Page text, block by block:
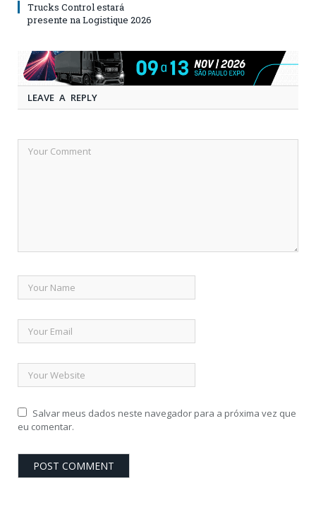
Trucks Control estará
presente na Logistique 2026
LEAVE A REPLY
Salvar meus dados neste navegador para a próxima vez que
eu comentar.